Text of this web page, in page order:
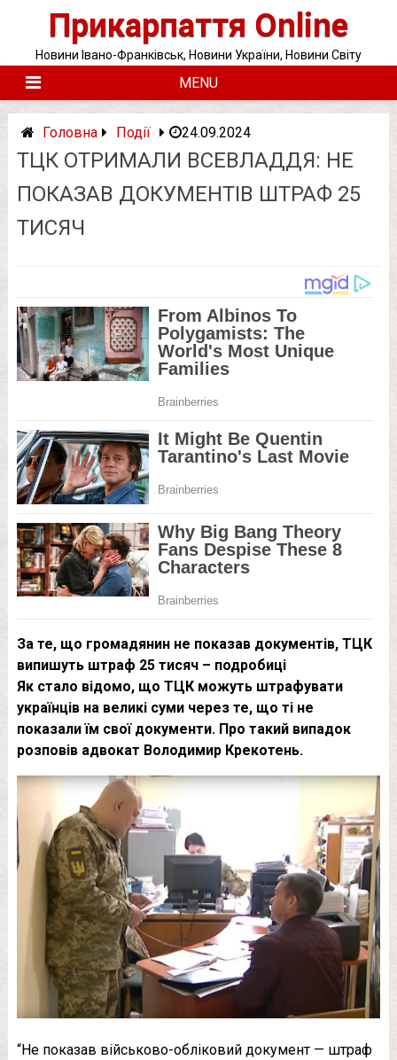
Прикарпаття Online
Новини Івано-Франківськ, Новини України, Новини Світу
MENU
Головна Події 24.09.2024
ТЦК ОТРИМАЛИ ВСЕВЛАДДЯ: НЕ
ПОКАЗАВ ДОКУМЕНТІВ ШТРАФ 25
ТИСЯЧ
За те, що громадянин не показав документів, ТЦК
випишуть штраф 25 тисяч – подробиці
Як стало відомо, що ТЦК можуть штрафувати
українців на великі суми через те, що ті не
показали їм свої документи. Про такий випадок
розповів адвокат Володимир Крекотень.
“Не показав військово-обліковий документ — штраф